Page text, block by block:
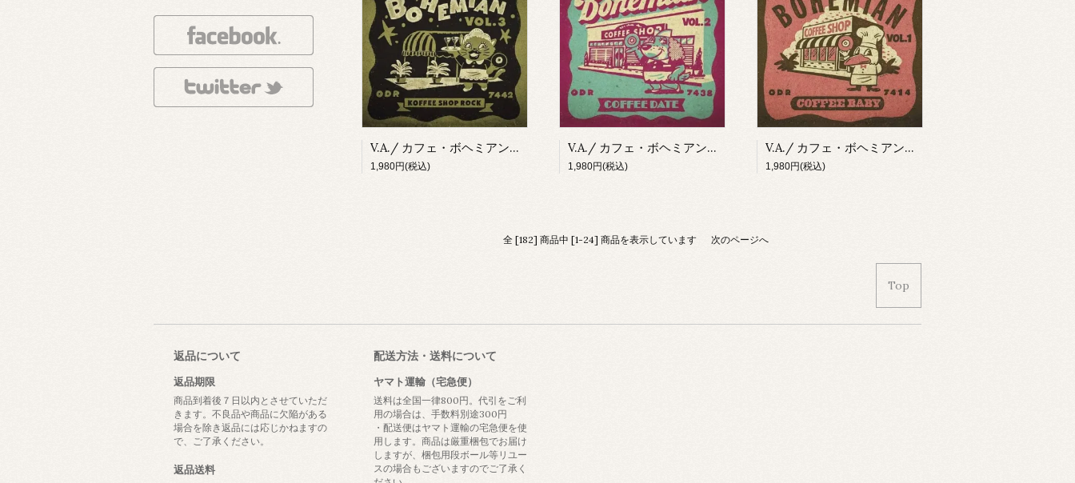
V.A./ カフェ・ボヘミアン：Vol.3 コーヒー・ショップ・ロック(CD)
1,980円(税込)
V.A./ カフェ・ボヘミアン：Vol.2 コーヒー・デート(CD)
1,980円(税込)
V.A./ カフェ・ボヘミアン：Vol.1 コーヒー・ベイビー(CD)
1,980円(税込)
全 [182] 商品中 [1-24] 商品を表示しています 次のページへ
Top
返品について
返品期限
商品到着後７日以内とさせていただ
きます。不良品や商品に欠陥がある
場合を除き返品には応じかねますの
で、ご了承ください。
返品送料
配送方法・送料について
ヤマト運輸（宅急便）
送料は全国一律800円。代引をご利
用の場合は、手数料別途300円
・配送便はヤマト運輸の宅急便を使
用します。商品は厳重梱包でお届け
しますが、梱包用段ボール等リユー
スの場合もございますのでご了承く